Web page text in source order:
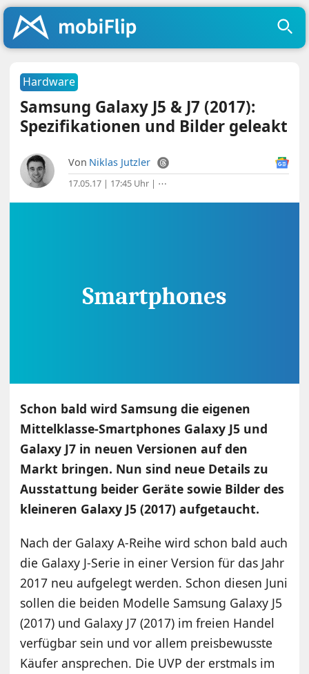
Hardware
Samsung Galaxy J5 & J7 (2017):
Spezifikationen und Bilder geleakt
Von Niklas Jutzler
17.05.17 | 17:45 Uhr | ⋯
Schon bald wird Samsung die eigenen
Mittelklasse-Smartphones Galaxy J5 und
Galaxy J7 in neuen Versionen auf den
Markt bringen. Nun sind neue Details zu
Ausstattung beider Geräte sowie Bilder des
kleineren Galaxy J5 (2017) aufgetaucht.
Nach der Galaxy A-Reihe wird schon bald auch
die Galaxy J-Serie in einer Version für das Jahr
2017 neu aufgelegt werden. Schon diesen Juni
sollen die beiden Modelle Samsung Galaxy J5
(2017) und Galaxy J7 (2017) im freien Handel
verfügbar sein und vor allem preisbewusste
Käufer ansprechen. Die UVP der erstmals im